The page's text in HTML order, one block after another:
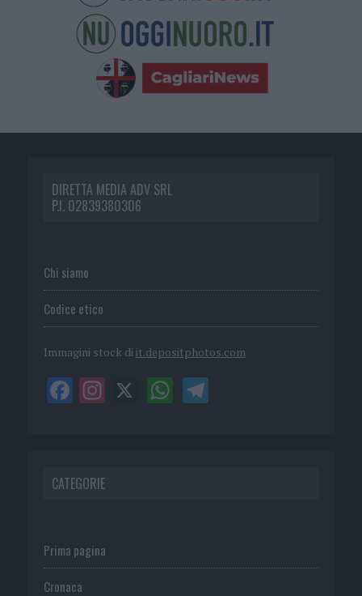
DIRETTA MEDIA ADV SRL
P.I. 02839380306
Chi siamo
Codice etico
Immagini stock di it.depositphotos.com
CATEGORIE
Prima pagina
Cronaca